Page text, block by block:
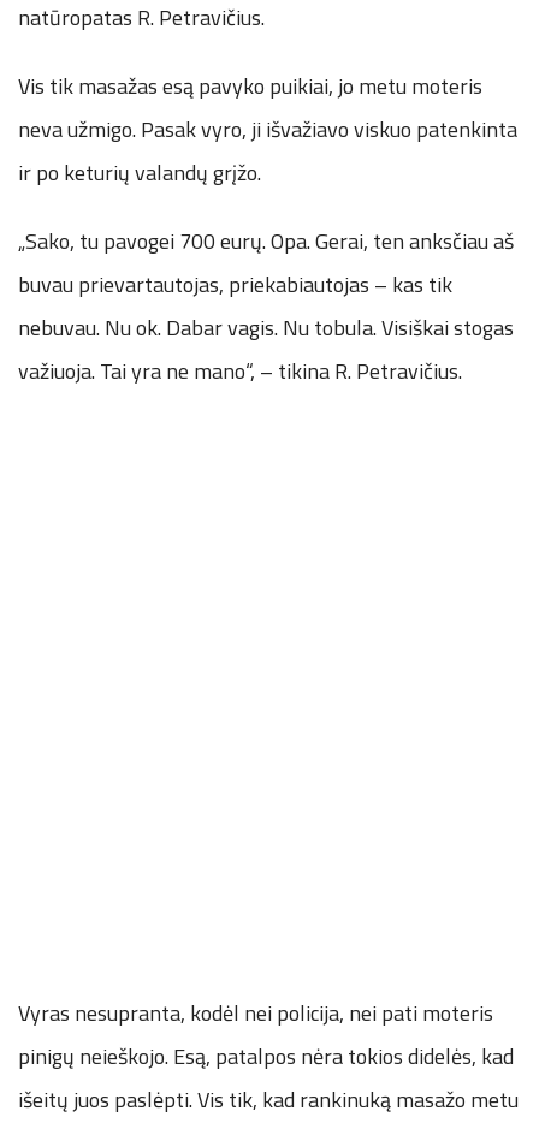
natūropatas R. Petravičius.
Vis tik masažas esą pavyko puikiai, jo metu moteris
neva užmigo. Pasak vyro, ji išvažiavo viskuo patenkinta
ir po keturių valandų grįžo.
„Sako, tu pavogei 700 eurų. Opa. Gerai, ten anksčiau aš
buvau prievartautojas, priekabiautojas – kas tik
nebuvau. Nu ok. Dabar vagis. Nu tobula. Visiškai stogas
važiuoja. Tai yra ne mano“, – tikina R. Petravičius.
Vyras nesupranta, kodėl nei policija, nei pati moteris
pinigų neieškojo. Esą, patalpos nėra tokios didelės, kad
išeitų juos paslėpti. Vis tik, kad rankinuką masažo metu